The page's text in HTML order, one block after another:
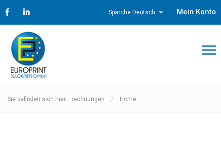
Sparche Deutsch Mein Konto
Sie befinden sich hier: rechnungen Home